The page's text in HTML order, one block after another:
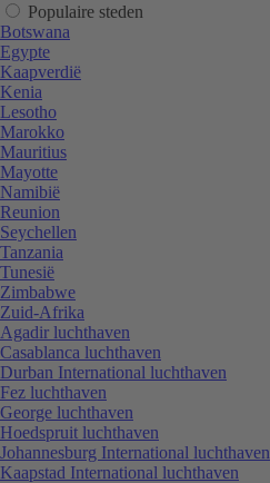
Populaire steden
Botswana
Egypte
Kaapverdië
Kenia
Lesotho
Marokko
Mauritius
Mayotte
Namibië
Reunion
Seychellen
Tanzania
Tunesië
Zimbabwe
Zuid-Afrika
Agadir luchthaven
Casablanca luchthaven
Durban International luchthaven
Fez luchthaven
George luchthaven
Hoedspruit luchthaven
Johannesburg International luchthaven
Kaapstad International luchthaven